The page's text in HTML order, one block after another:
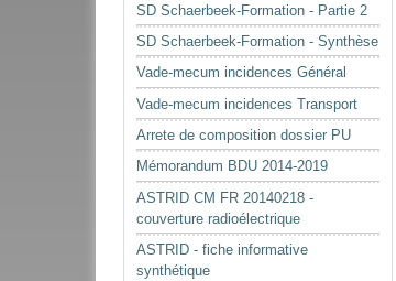
SD Schaerbeek-Formation - Partie 2
SD Schaerbeek-Formation - Synthèse
Vade-mecum incidences Général
Vade-mecum incidences Transport
Arrete de composition dossier PU
Mémorandum BDU 2014-2019
ASTRID CM FR 20140218 -
couverture radioélectrique
ASTRID - fiche informative
synthétique